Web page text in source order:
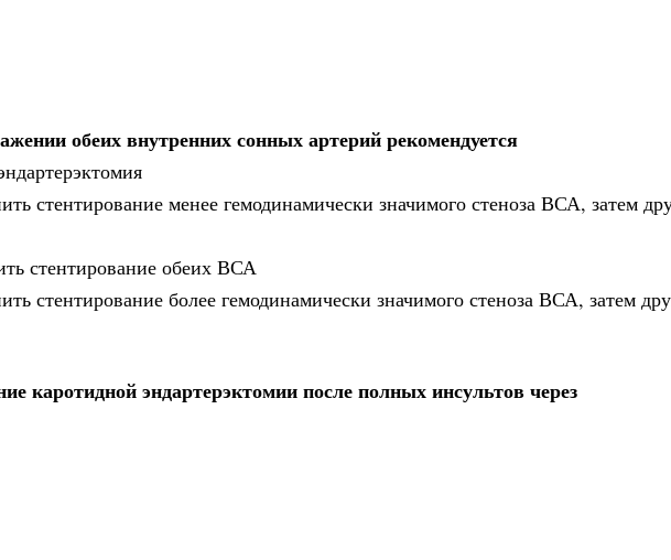
обеих внутренних сонных артерий рекомендуется
стентирование менее гемодинамически значимого стеноза ВСА, затем
стентирование обеих ВСА
стентирование более гемодинамически значимого стеноза ВСА, затем
каротидной эндартерэктомии после полных инсультов через